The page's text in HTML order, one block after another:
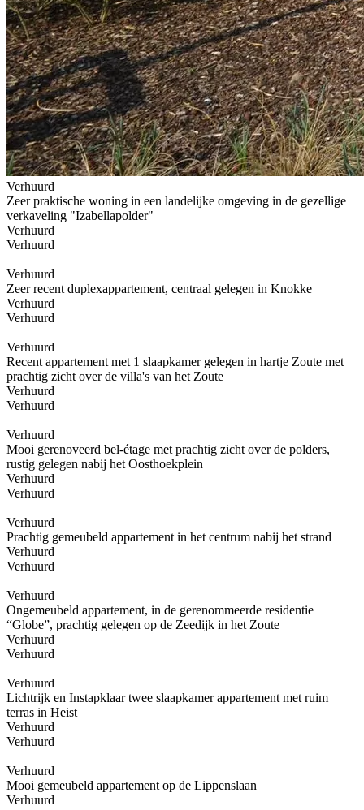
Verhuurd
Zeer praktische woning in een landelijke omgeving in de gezellige
verkaveling "Izabellapolder"
Verhuurd
Verhuurd
Verhuurd
Zeer recent duplexappartement, centraal gelegen in Knokke
Verhuurd
Verhuurd
Verhuurd
Recent appartement met 1 slaapkamer gelegen in hartje Zoute met
prachtig zicht over de villa's van het Zoute
Verhuurd
Verhuurd
Verhuurd
Mooi gerenoveerd bel-étage met prachtig zicht over de polders,
rustig gelegen nabij het Oosthoekplein
Verhuurd
Verhuurd
Verhuurd
Prachtig gemeubeld appartement in het centrum nabij het strand
Verhuurd
Verhuurd
Verhuurd
Ongemeubeld appartement, in de gerenommeerde residentie
“Globe”, prachtig gelegen op de Zeedijk in het Zoute
Verhuurd
Verhuurd
Verhuurd
Lichtrijk en Instapklaar twee slaapkamer appartement met ruim
terras in Heist
Verhuurd
Verhuurd
Verhuurd
Mooi gemeubeld appartement op de Lippenslaan
Verhuurd